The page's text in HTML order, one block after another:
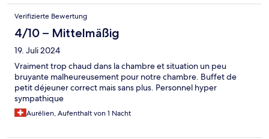
Verifizierte Bewertung
4/10 – Mittelmäßig
19. Juli 2024
Vraiment trop chaud dans la chambre et situation un peu
bruyante malheureusement pour notre chambre. Buffet de
petit déjeuner correct mais sans plus. Personnel hyper
sympathique
Aurélien, Aufenthalt von 1 Nacht